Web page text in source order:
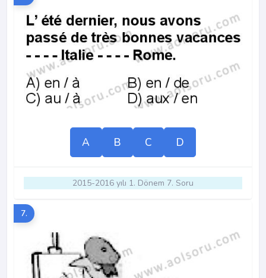
A B C D
2015-2016 yılı 1. Dönem 7. Soru
7.